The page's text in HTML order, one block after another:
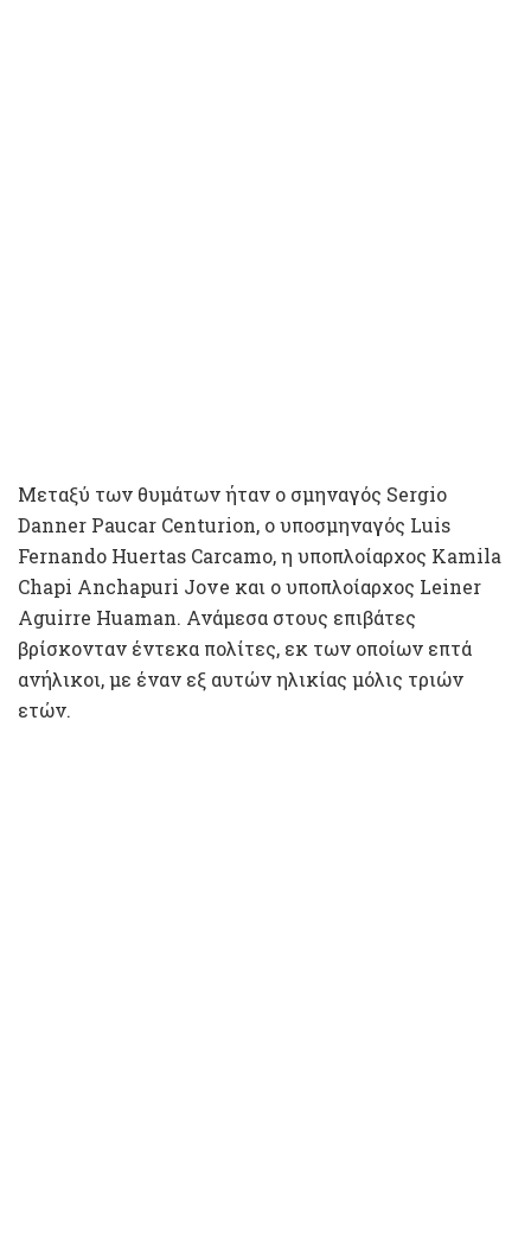
Μεταξύ των θυμάτων ήταν ο σμηναγός Sergio
Danner Paucar Centurion, ο υποσμηναγός Luis
Fernando Huertas Carcamo, η υποπλοίαρχος Kamila
Chapi Anchapuri Jove και ο υποπλοίαρχος Leiner
Aguirre Huaman. Ανάμεσα στους επιβάτες
βρίσκονταν έντεκα πολίτες, εκ των οποίων επτά
ανήλικοι, με έναν εξ αυτών ηλικίας μόλις τριών
ετών.